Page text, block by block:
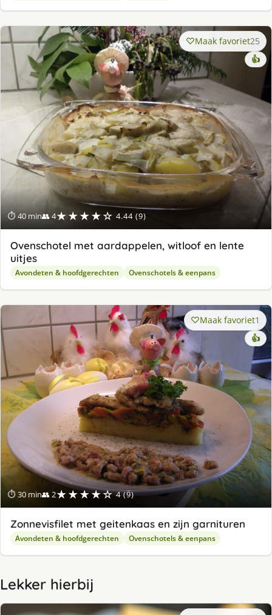
⏱ 40 min👥 4★★★★☆ 4.44 (9)
Maak favoriet25
👍
Ovenschotel met aardappelen, witloof en lente
uitjes
Avondeten & hoofdgerechten Ovenschotels & eenpans
⏱ 30 min👥 2★★★★☆ 4 (9)
Maak favoriet1
👍
Zonnevisfilet met geitenkaas en zijn garnituren
Avondeten & hoofdgerechten Ovenschotels & eenpans
Lekker hierbij